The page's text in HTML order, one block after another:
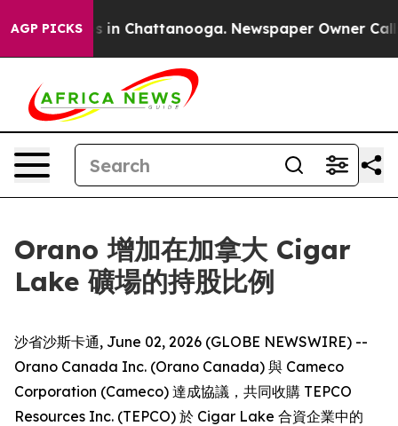
AGP PICKS
Chaos in Chattanooga. Newspaper Owner Calls
Orano 增加在加拿大 Cigar
Lake 礦場的持股比例
沙省沙斯卡通, June 02, 2026 (GLOBE NEWSWIRE) --
Orano Canada Inc. (Orano Canada) 與 Cameco
Corporation (Cameco) 達成協議，共同收購 TEPCO
Resources Inc. (TEPCO) 於 Cigar Lake 合資企業中的